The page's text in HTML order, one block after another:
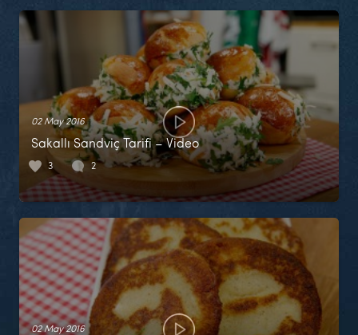
02 May 2016
Sakallı Sandviç Tarifi – Video
3 2
02 May 2016